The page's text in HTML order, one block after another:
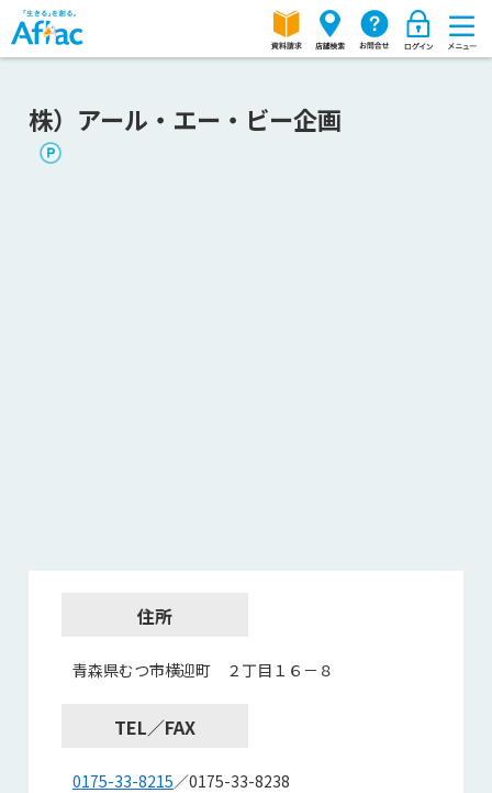
株）アール・エー・ビー企画
住所
青森県むつ市横迎町 ２丁目１６－８
TEL／FAX
0175-33-8215／0175-33-8238